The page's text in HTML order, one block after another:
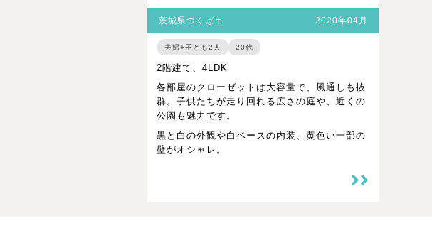
茨城県つくば市 2020年04月
夫婦+子ども2人 20代
2階建て、4LDK
各部屋のクローゼットは大容量で、風通しも抜
群。子供たちが走り回れる広さの庭や、近くの
公園も魅力です。
黒と白の外観や白ベースの内装、黄色い一部の
壁がオシャレ。